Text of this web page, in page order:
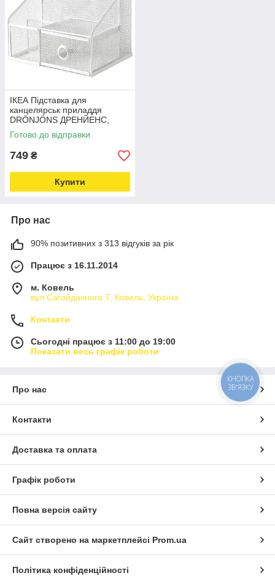
ІКЕА Підставка для
канцелярськ приладдя
DRÖNJÖNS ДРЕНЙЕНС,
004.288.27
Готово до відправки
749 ₴
Купити
Про нас
90% позитивних з 313 відгуків за рік
Працює з 16.11.2014
м. Ковель
вул.Сагайдачного 7, Ковель, Україна
Контакти
Сьогодні працює з 11:00 до 19:00
Показати весь графік роботи
Про нас
Контакти
Доставка та оплата
Графік роботи
Повна версія сайту
Сайт створено на маркетплейсі Prom.ua
Політика конфіденційності
КНОПКА
ЗВ'ЯЗКУ